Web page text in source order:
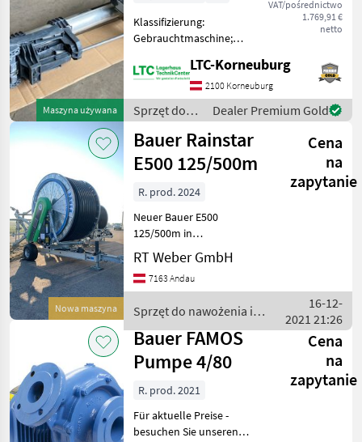
Maszyna używana
VAT/pośrednictwo
1.769,91 €
netto
Klassifizierung:
Gebrauchtmaschine;
NV; Weitere
Maschinenmerkmale: Bauer
SR202 Ultra Werfer
gebraucht Standort :
Oberweiden Sprzęt
LTC-Korneuburg
2100 Korneuburg
Sprzęt do
nawożenia i
nawadniania
/ Bauer
Dealer Premium Gold
Nowa maszyna
Bauer Rainstar
E500 125/500m
Cena
na
zapytanie
R. prod. 2024
Neuer Bauer E500
125/500m in
Topausstattung !! mehrere
Lagermaschinen verfügbar
Weitstrahlregner nach Wahl
Nahberegnung
automatisch 4
RT Weber GmbH
7163 Andau
Sprzęt do nawożenia i
nawadniania / Bauer
16-12-
2021 21:26
Bauer FAMOS
Pumpe 4/80
Cena
na
zapytanie
R. prod. 2021
Für aktuelle Preise -
besuchen Sie unseren